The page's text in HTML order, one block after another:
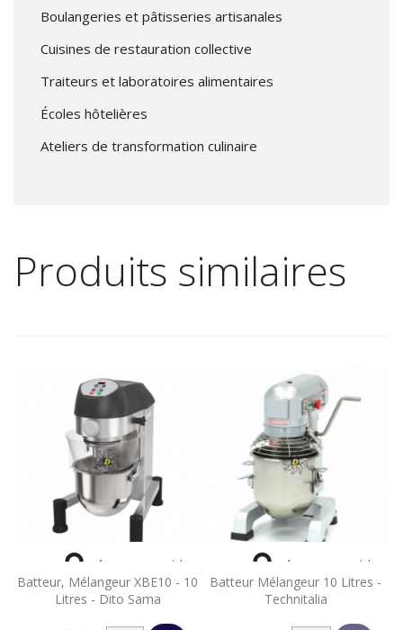
Boulangeries et pâtisseries artisanales
Cuisines de restauration collective
Traiteurs et laboratoires alimentaires
Écoles hôtelières
Ateliers de transformation culinaire
Produits similaires
Batteur, Mélangeur XBE10 - 10
Litres - Dito Sama
 Aperçu rapide
Batteur Mélangeur 10 Litres -
Technitalia
 Aperçu rapide